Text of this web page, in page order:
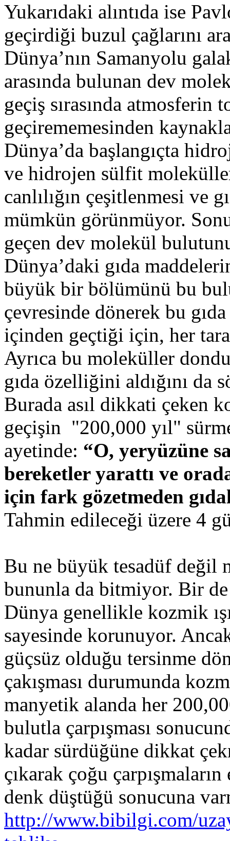
Yukarıdaki alıntıda ise
geçirdiği buzul çağlarını
Dünya’nın Samanyolu
arasında bulunan dev
geçiş sırasında atmosferin
geçirememesinden
Dünya’da başlangıçta
ve hidrojen sülfit
canlılığın çeşitlenmesi ve
mümkün görünmüyor.
geçen dev molekül
Dünya’daki gıda
büyük bir bölümünü bu
çevresinde dönerek bu
içinden geçtiği için, her
Ayrıca bu moleküller
gıda özelliğini aldığını da
Burada asıl dikkati çeken
geçişin "200,000 yıl"
ayetinde: “O, yeryüzüne
bereketler yarattı ve
için fark gözetmeden
Tahmin edileceği üzere 4
Bu ne büyük tesadüf değil
bununla da bitmiyor. Bir
Dünya genellikle kozmik
sayesinde korunuyor.
güçsüz olduğu tersinme
çakışması durumunda
manyetik alanda her
bulutla çarpışması
kadar sürdüğüne dikkat
çıkarak çoğu
denk düştüğü sonucuna
http://www.bibilgi.com/